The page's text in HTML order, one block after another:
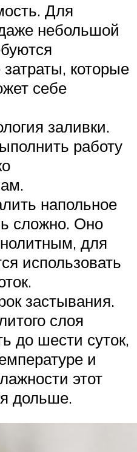
Для
небольшой
которые
себе
заливки.
работу
напольное
сложно. Оно
для
использовать
застывания.
слоя
до шести суток,
и
этот
дольше.